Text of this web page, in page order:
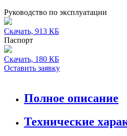
Руководство по эксплуатации
Скачать, 913 КБ
Паспорт
Скачать, 180 КБ
Оставить заявку
Полное описание
Технические